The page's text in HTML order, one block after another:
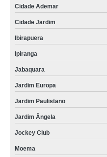
oxigenoterapia baixo fluxo Campo
oxigenoterapia de alto fluxo
oxigenoterapia alto fluxo Socorro
clínica que faz oxigenoterapia para
oxigenoterapia para tratamento de
oxigenoterapia agendar Pedreira
Cidade Ademar
Cidade Jardim
Ibirapuera
Ipiranga
Jabaquara
Jardim Europa
Jardim Paulistano
Jardim Ângela
Jockey Club
Moema